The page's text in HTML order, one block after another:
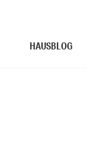
HAUSBLOG